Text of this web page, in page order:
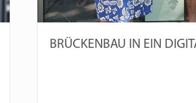
BRÜCKENBAU IN EIN